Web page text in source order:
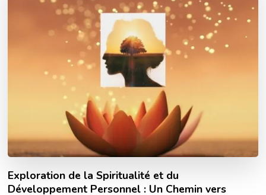
Exploration de la Spiritualité et du
Développement Personnel : Un Chemin vers